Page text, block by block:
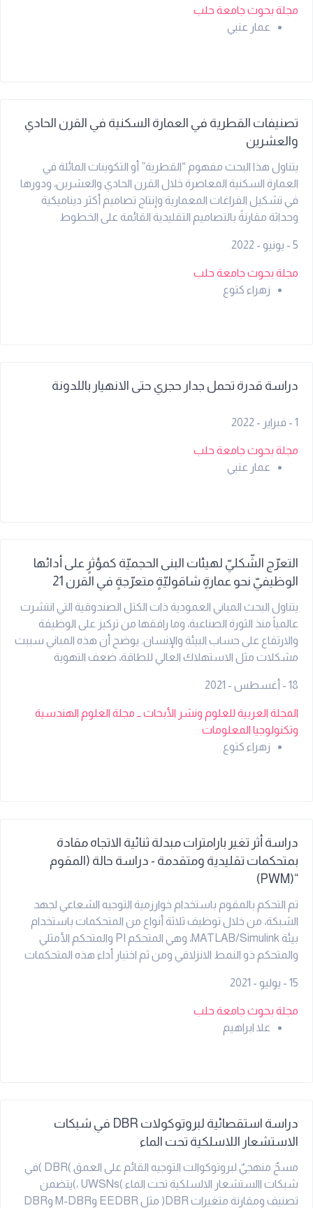
مجلة بحوث جامعة حلب
عمار عنبي
تصنيفات القطرية في العمارة السكنية في القرن الحادي
والعشرين
يتناول هذا البحث مفهوم “القطرية” أو التكوينات المائلة في
العمارة السكنية المعاصرة خلال القرن الحادي والعشرين، ودورها
في تشكيل الفراغات المعمارية وإنتاج تصاميم أكثر ديناميكية
وحداثة مقارنةً بالتصاميم التقليدية القائمة على الخطوط
المختلفة لاستخدام الخطوط القطرية في المباني السكنية، سواء
المعماري والوظيفة السكنية. كما يوضح التحديات الإنشائية
5 - يونيو - 2022
مجلة بحوث جامعة حلب
زهراء كتوع
دراسة قدرة تحمل جدار حجري حتى الانهيار باللدونة
1 - فبراير - 2022
مجلة بحوث جامعة حلب
عمار عنبي
التعرّج الشّكليّ لهيئات البنى الحجميّة كمؤثرٍ على أدائها
الوظيفيّ نحو عمارةٍ شاقوليّةٍ متعرّجةٍ في القرن 21
يتناول البحث المباني العمودية ذات الكتل الصندوقية التي انتشرت
عالمياً منذ الثورة الصناعية، وما رافقها من تركيز على الوظيفة
والارتفاع على حساب البيئة والإنسان. يوضح أن هذه المباني سببت
مشكلات مثل الاستهلاك العالي للطاقة، ضعف التهوية
العمراني. لذلك أصبحت الحاجة ملحة لإعادة التفكير في شكل هذه
الكتل. يدرس البحث التحولات الشكلية التي ظهرت منذ بداية القرن
الحالي مثل التدرج والتكسير (الزيكزاك) وتفريغ الكتل لتحسين الأداء
البيئي والوظيفي. ويخلص إلى أن معظم هذه التغييرات تهدف إلى
تحسين الاستدامة ورفع كفاءة المبنى، مع التأكيد على أهمية ربط
18 - أغسطس - 2021
المجلة العربية للعلوم ونشر الأبحاث ــ مجلة العلوم الهندسية
وتكنولوجيا المعلومات
زهراء كتوع
دراسة أثر تغير بارامترات مبدلة ثنائية الاتجاه مقادة
بمتحكمات تقليدية ومتقدمة - دراسة حالة (المقوم
“(PWM)
تم التحكم بالمقوم باستخدام خوارزمية التوجيه الشعاعي لجهد
الشبكة، من خلال توظيف ثلاثة أنواع من المتحكمات باستخدام
بيئة MATLAB/Simulink، وهي المتحكم PI والمتحكم الأمثلي
والمتحكم ذو النمط الانزلاقي ومن ثم اختبار أداء هذه المتحكمات
تغير في تيار الحمولة، والمقارنة بينها من حيث القوة في التغلب
على هذه التغييرات.
15 - يوليو - 2021
مجلة بحوث جامعة حلب
علا ابراهيم
دراسة استقصائية لبروتوكولات DBR في شبكات
الاستشعار اللاسلكية تحت الماء
مسحٌ منهجيٌ لبروتوكوالت التوجيه القائم على العمق )DBR )في
شبكات االستشعار الالسلكية تحت الماء )UWSNs ،)يتضمن
تصنيف ومقارنة متغيرات DBR( مثل EEDBR وM-DBR وDBR